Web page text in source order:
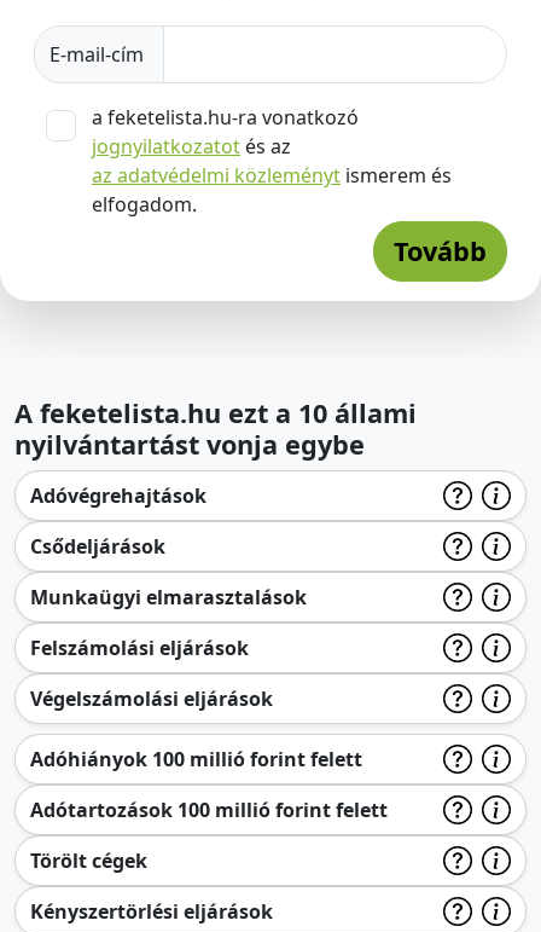
E-mail-cím
a feketelista.hu-ra vonatkozó
jognyilatkozatot és az
az adatvédelmi közleményt ismerem és
elfogadom.
Tovább
A feketelista.hu ezt a 10 állami
nyilvántartást vonja egybe
Adóvégrehajtások
Csődeljárások
Munkaügyi elmarasztalások
Felszámolási eljárások
Végelszámolási eljárások
Adóhiányok 100 millió forint felett
Adótartozások 100 millió forint felett
Törölt cégek
Kényszertörlési eljárások